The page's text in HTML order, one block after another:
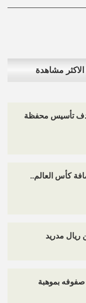
الاكثر مشاهدة
تأسيس محفظة
كأس العالم..
مدريد
صفوفه بموهبة